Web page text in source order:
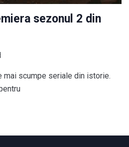
sezonul 2 din
mai scumpe seriale din istorie.